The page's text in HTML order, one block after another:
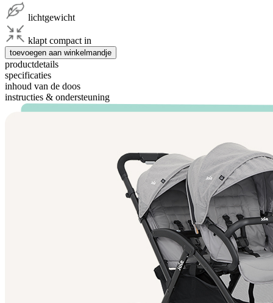
lichtgewicht
klapt compact in
toevoegen aan winkelmandje
productdetails
specificaties
inhoud van de doos
instructies & ondersteuning